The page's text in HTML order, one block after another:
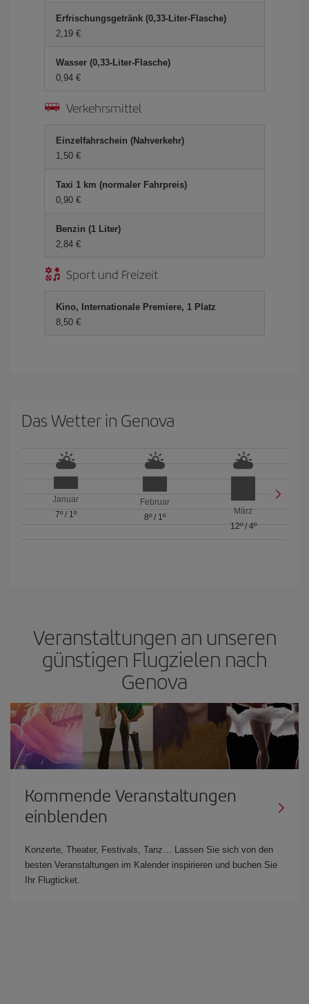
Erfrischungsgetränk (0,33-Liter-Flasche)
2,19 €
Wasser (0,33-Liter-Flasche)
0,94 €
Verkehrsmittel
Einzelfahrschein (Nahverkehr)
1,50 €
Taxi 1 km (normaler Fahrpreis)
0,90 €
Benzin (1 Liter)
2,84 €
Sport und Freizeit
Kino, Internationale Premiere, 1 Platz
8,50 €
Das Wetter in Genova
Januar
7º/ 1º
Februar
8º/ 1º
März
12º/ 4º
Veranstaltungen an unseren
günstigen Flugzielen nach
Genova
Kommende Veranstaltungen
einblenden
Konzerte, Theater, Festivals, Tanz… Lassen Sie sich von den
besten Veranstaltungen im Kalender inspirieren und buchen Sie
Ihr Flugticket.